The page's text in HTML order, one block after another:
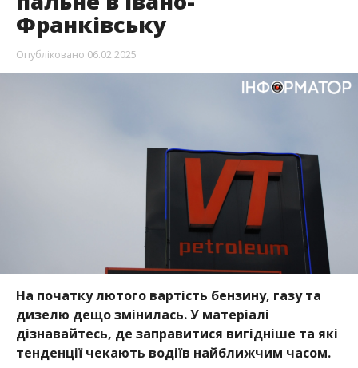
Франківську
Опубліковано 06.02.2025
На початку лютого вартість бензину, газу та
дизелю дещо змінилась. У матеріалі
дізнавайтесь, де заправитися вигідніше та які
тенденції чекають водіїв найближчим часом.